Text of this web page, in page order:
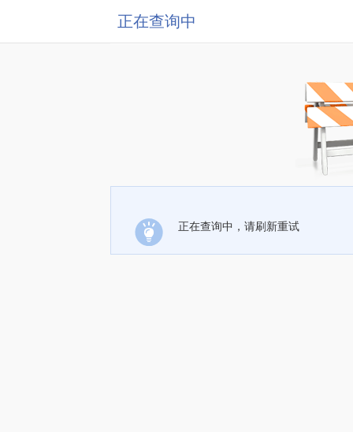
正在查询中
正在查询中，请刷新重试